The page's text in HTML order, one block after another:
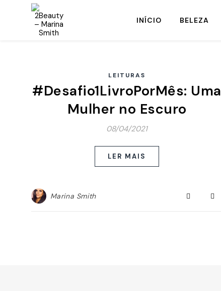
INÍCIO BELEZA
LEITURAS
#Desafio1LivroPorMês: Uma
Mulher no Escuro
08/04/2021
LER MAIS
Marina Smith